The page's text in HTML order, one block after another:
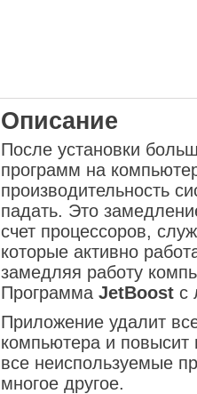
Описание
После установки
программ на
производительность
падать. Это
счет процессоров,
которые активно
замедляя работу
Программа JetBoostс
Приложение удалит
компьютера и повысит
все неиспользуемые
многое другое.